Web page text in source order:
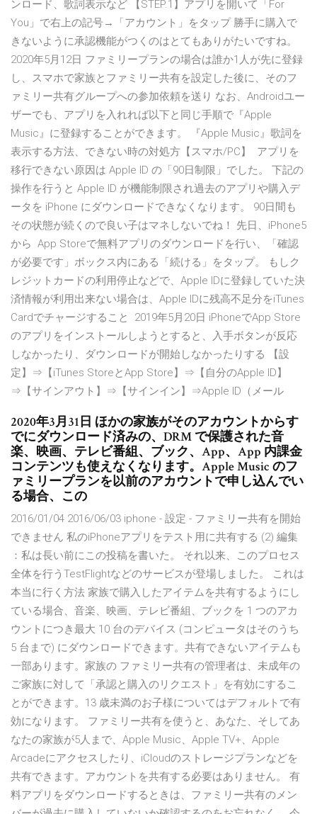
ンロード、歌詞表示など 【STEP.1】アプリを開いて「For
You」で右上の記号→「アカウント」をタップ 勝手に購入で
きないように承認機能がつくのはとてもありがたいですね。
2020年5月12日 ファミリープランの場合は誰か1人が先に登録
し、スマホで家族とファミリー共有を設定した後に、そのフ
ァミリー共有グループへの参加依頼を送り なお、Androidユー
ザーでも、アプリを入れれば以下と同じ手順で『Apple
Music』に登録することができます。 『Apple Music』歌詞を
表示する方法、できない時の対処方【スマホ/PC】 アプリを
移行できない原因は Apple ID の「90日制限」でした。 下記の
操作を行うと Apple ID が機能制限され過去のアプリや購入デ
ータを iPhone にダウンロードできなくなります。 90日間も
その状態が続くので良い子はマネしないでね！ 先日、iPhone5
から App Storeで無料アプリのダウンロードを行い、「確認
が必要です」ボックス内にある「続ける」をタップ。 もしク
レジットカードの利用停止などで、Apple IDに登録していた決
済情報が利用出来ない場合は、Apple IDに残高不足分をiTunes
Cardでチャージすること 2019年5月20日 iPhoneでApp Store
のアプリをインストールしようとすると、入手ボタンが反応
しなかったり、ダウンロードが開始しなかったりする 【設
定】⇒【iTunes StoreとApp Store】⇒【自分のApple ID】
⇒【サインアウト】⇒【サインイン】⇒Apple ID（メール
2020年3月31日 ほかの家族がそのアカウントからす
でにダウンロード済みの、DRM で保護された音
楽、映画、テレビ番組、ブック、App、App 内課金
コンテンツも使えなくなります。Apple Music のフ
ァミリープランを以前のアカウントで申し込んでい
る場合、この
2016/01/04 2016/06/03 iphone - 設定 - ファミリー共有を開始
できません 私のiPhoneアプリをテスト用に共有する (2) 編集
：私は長い前にこの投稿を書いた。 それ以来、このプロセス
全体を行うTestFlightなどのサービスが登場しました。 これは
本当に行く方法 家族で購入したアイテムを共有するようにし
ている場合、音楽、映画、テレビ番組、ブックを 1 つのアカ
ウントにつき最大 10 台のデバイス (コンピュータはそのうち
5 台まで) にダウンロードできます。共有できないアイテムも
一部あります。家族の ファミリー共有の管理者は、未成年の
ご家族に対して「承認と購入のリクエスト」を有効にするこ
とができます。13 歳未満のお子様についてはデフォルトで有
効になります。 ファミリー共有を使うと、あなた、そしてあ
なたの家族が5人まで、Apple Music、Apple TV+、Apple
Arcadeにアクセスしたり、iCloudのストレージプランなどを
共有できます。アカウントを共有する必要はありません。 有
料アプリをダウンロードするときは、ファミリー共有のメン